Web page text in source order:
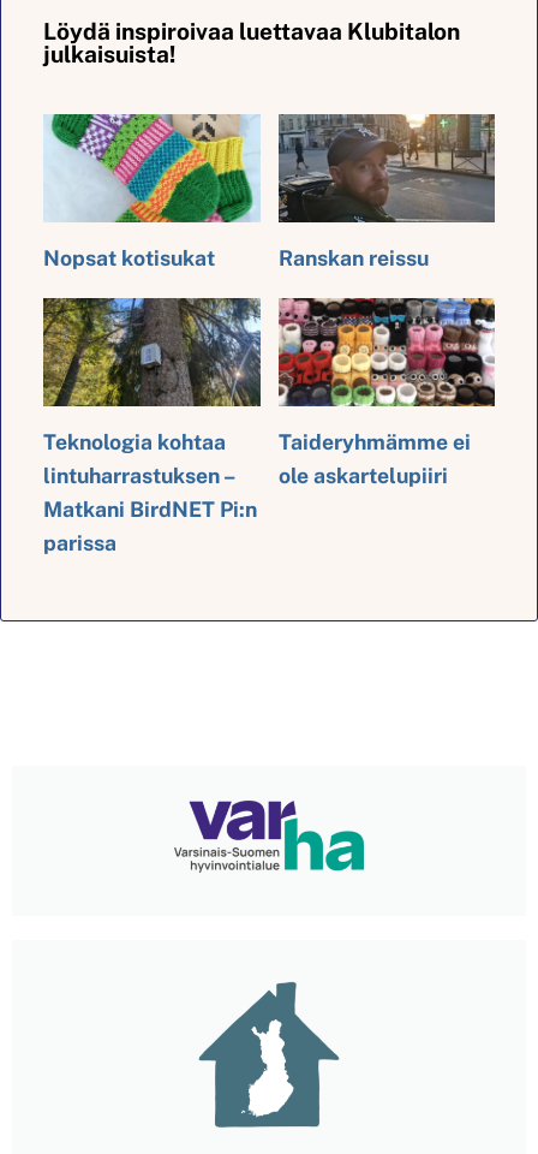
Löydä inspiroivaa luettavaa Klubitalon
julkaisuista!
Nopsat kotisukat Ranskan reissu
Teknologia kohtaa
lintuharrastuksen –
Matkani BirdNET Pi:n
parissa
Taideryhmämme ei
ole askartelupiiri